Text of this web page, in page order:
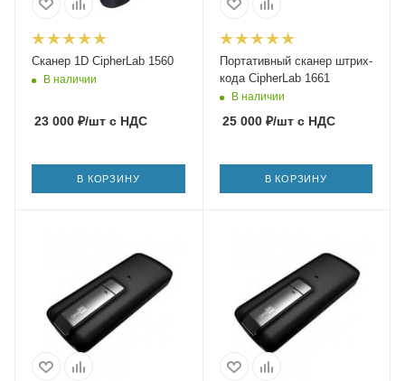
Сканер 1D CipherLab 1560
В наличии
23 000 ₽/шт с НДС
В КОРЗИНУ
Портативный сканер штрих-
кода CipherLab 1661
В наличии
25 000₽/штс НДС
В КОРЗИНУ